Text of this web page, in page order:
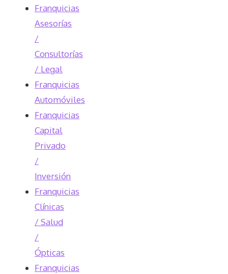
Franquicias
Asesorías
/
Consultorías
/ Legal
Franquicias
Automóviles
Franquicias
Capital
Privado
/
Inversión
Franquicias
Clínicas
/ Salud
/
Ópticas
Franquicias